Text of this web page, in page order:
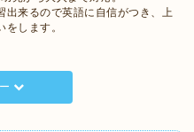
出来るので英語に自信がつき、上
をします。